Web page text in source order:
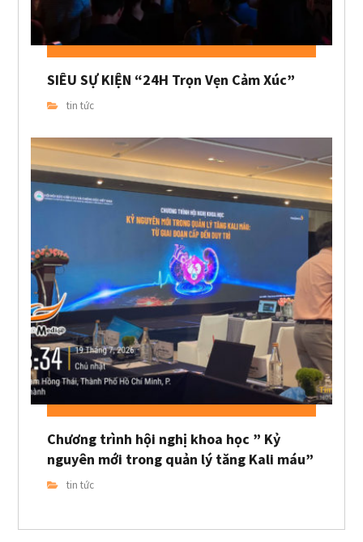
SIÊU SỰ KIỆN “24H Trọn Vẹn Cảm Xúc”
tin tức
Chương trình hội nghị khoa học ” Kỷ
nguyên mới trong quản lý tăng Kali máu”
tin tức